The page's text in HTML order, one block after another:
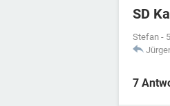
SD
Stefan -
7